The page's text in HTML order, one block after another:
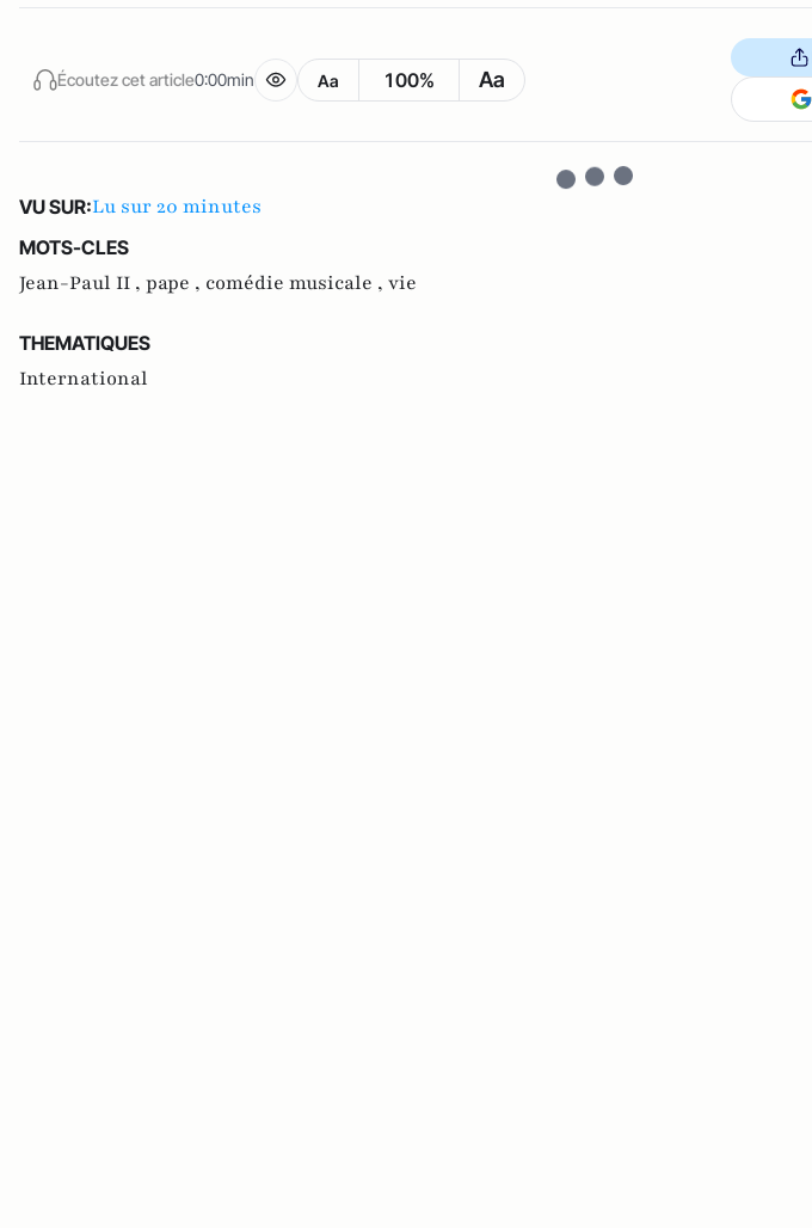
Écoutez cet article0:00min Aa 100% Aa
VU SUR:Lu sur 20 minutes
MOTS-CLES
Jean-Paul II , pape , comédie musicale , vie
THEMATIQUES
International